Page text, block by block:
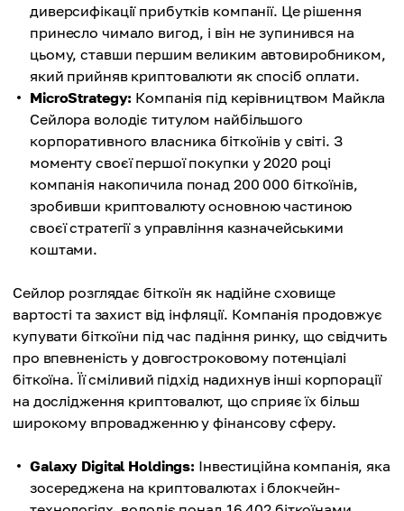
диверсифікації прибутків компанії. Це рішення
принесло чимало вигод, і він не зупинився на
цьому, ставши першим великим автовиробником,
який прийняв криптовалюти як спосіб оплати.
MicroStrategy: Компанія під керівництвом Майкла
Сейлора володіє титулом найбільшого
корпоративного власника біткоїнів у світі. З
моменту своєї першої покупки у 2020 році
компанія накопичила понад 200 000 біткоїнів,
зробивши криптовалюту основною частиною
своєї стратегії з управління казначейськими
коштами.
Сейлор розглядає біткоїн як надійне сховище
вартості та захист від інфляції. Компанія продовжує
купувати біткоїни під час падіння ринку, що свідчить
про впевненість у довгостроковому потенціалі
біткоїна. Її сміливий підхід надихнув інші корпорації
на дослідження криптовалют, що сприяє їх більш
широкому впровадженню у фінансову сферу.
Galaxy Digital Holdings: Інвестиційна компанія, яка
зосереджена на криптовалютах і блокчейн-